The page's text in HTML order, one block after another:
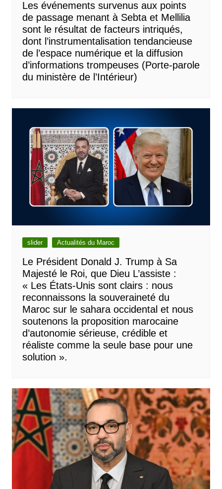
Les événements survenus aux points
de passage menant à Sebta et Mellilia
sont le résultat de facteurs intriqués,
dont l’instrumentalisation tendancieuse
de l’espace numérique et la diffusion
d’informations trompeuses (Porte-parole
du ministère de l’Intérieur)
slider Actualités du Maroc
Le Président Donald J. Trump à Sa
Majesté le Roi, que Dieu L’assiste :
« Les États-Unis sont clairs : nous
reconnaissons la souveraineté du
Maroc sur le sahara occidental et nous
soutenons la proposition marocaine
d’autonomie sérieuse, crédible et
réaliste comme la seule base pour une
solution ».